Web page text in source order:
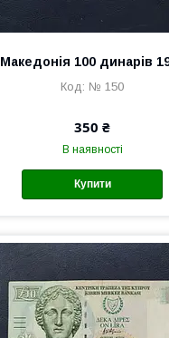
Македонія 100 динарів
№ 150
350 ₴
В наявності
Купити